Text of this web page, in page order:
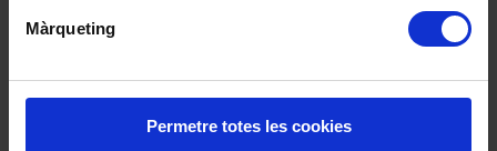
Màrqueting
Permetre totes les cookies
caràcter temporal o permanent de la Xarxa de Serveis
Socials d’Atenció Pública, en règim de concert social
(DSI/4823/2025)
provisió dels serveis de la Xarxa de Serveis Socials